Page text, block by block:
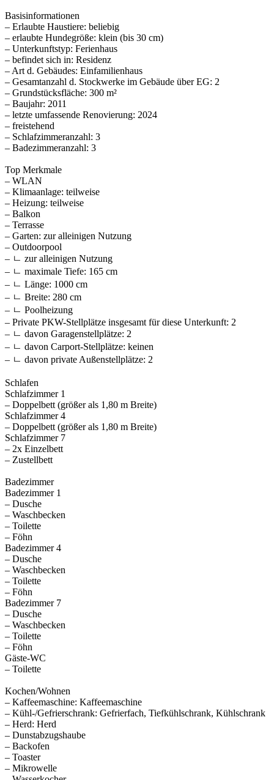
Basisinformationen
– Erlaubte Haustiere: beliebig
– erlaubte Hundegröße: klein (bis 30 cm)
– Unterkunftstyp: Ferienhaus
– befindet sich in: Residenz
– Art d. Gebäudes: Einfamilienhaus
– Gesamtanzahl d. Stockwerke im Gebäude über EG: 2
– Grundstücksfläche: 300 m²
– Baujahr: 2011
– letzte umfassende Renovierung: 2024
– freistehend
– Schlafzimmeranzahl: 3
– Badezimmeranzahl: 3
Top Merkmale
– WLAN
– Klimaanlage: teilweise
– Heizung: teilweise
– Balkon
– Terrasse
– Garten: zur alleinigen Nutzung
– Outdoorpool
– ㄴ zur alleinigen Nutzung
– ㄴ maximale Tiefe: 165 cm
– ㄴ Länge: 1000 cm
– ㄴ Breite: 280 cm
– ㄴ Poolheizung
– Private PKW-Stellplätze insgesamt für diese Unterkunft: 2
– ㄴ davon Garagenstellplätze: 2
– ㄴ davon Carport-Stellplätze: keinen
– ㄴ davon private Außen­stellplätze: 2
Schlafen
Schlafzimmer 1
– Doppelbett (größer als 1,80 m Breite)
Schlafzimmer 4
– Doppelbett (größer als 1,80 m Breite)
Schlafzimmer 7
– 2x Einzelbett
– Zustellbett
Badezimmer
Badezimmer 1
– Dusche
– Waschbecken
– Toilette
– Föhn
Badezimmer 4
– Dusche
– Waschbecken
– Toilette
– Föhn
Badezimmer 7
– Dusche
– Waschbecken
– Toilette
– Föhn
Gäste-WC
– Toilette
Kochen/Wohnen
– Kaffeemaschine: Kaffeemaschine
– Kühl-/Gefrierschrank: Gefrierfach, Tiefkühlschrank, Kühlschrank
– Herd: Herd
– Dunstabzugshaube
– Backofen
– Toaster
– Mikrowelle